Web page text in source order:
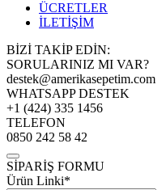
ÜCRETLER
İLETİŞİM
BİZİ TAKİP EDİN:
SORULARINIZ MI VAR?
destek@amerikasepetim.com
WHATSAPP DESTEK
+1 (424) 335 1456
TELEFON
0850 242 58 42
SİPARİŞ FORMU
Ürün Linki*